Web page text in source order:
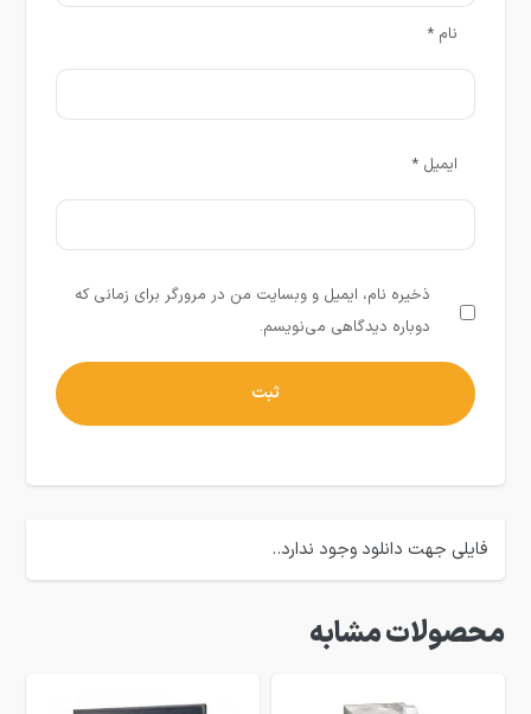
نام*
ایمیل*
ذخیره نام، ایمیل و وبسایت من در مرورگر برای زمانی که
دوباره دیدگاهی می‌نویسم.
فایلی جهت دانلود وجود ندارد..
محصولات مشابه